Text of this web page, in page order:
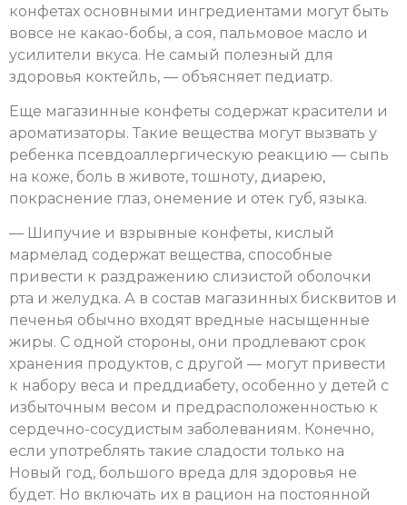
конфетах основными ингредиентами могут быть
вовсе не какао-бобы, а соя, пальмовое масло и
усилители вкуса. Не самый полезный для
здоровья коктейль, — объясняет педиатр.
Еще магазинные конфеты содержат красители и
ароматизаторы. Такие вещества могут вызвать у
ребенка псевдоаллергическую реакцию — сыпь
на коже, боль в животе, тошноту, диарею,
покраснение глаз, онемение и отек губ, языка.
— Шипучие и взрывные конфеты, кислый
мармелад содержат вещества, способные
привести к раздражению слизистой оболочки
рта и желудка. А в состав магазинных бисквитов и
печенья обычно входят вредные насыщенные
жиры. С одной стороны, они продлевают срок
хранения продуктов, с другой — могут привести
к набору веса и преддиабету, особенно у детей с
избыточным весом и предрасположенностью к
сердечно-сосудистым заболеваниям. Конечно,
если употреблять такие сладости только на
Новый год, большого вреда для здоровья не
будет. Но включать их в рацион на постоянной